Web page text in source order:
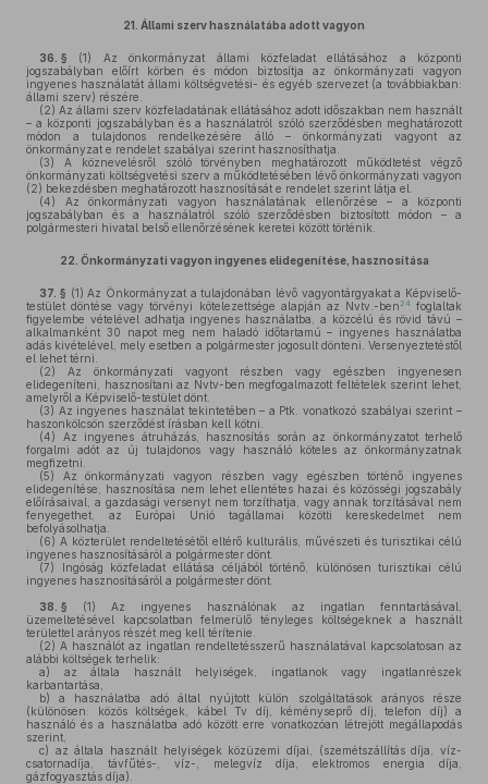
21. Állami szerv használatába adott vagyon
36. § (1)
Az önkormányzat állami közfeladat ellátásához a központi
jogszabályban előírt körben és módon biztosítja az önkormányzati vagyon
ingyenes használatát állami költségvetési- és egyéb szervezet (a továbbiakban:
állami szerv) részére.
(2) Az állami szerv közfeladatának ellátásához adott időszakban nem használt
– a központi jogszabályban és a használatról szóló szerződésben meghatározott
módon a tulajdonos rendelkezésére álló – önkormányzati vagyont az
önkormányzat e rendelet szabályai szerint hasznosíthatja.
(3) A köznevelésről szóló törvényben meghatározott működtetést végző
önkormányzati költségvetési szerv a működtetésében lévő önkormányzati vagyon
(2) bekezdésben meghatározott hasznosítását e rendelet szerint látja el.
(4) Az önkormányzati vagyon használatának ellenőrzése – a központi
jogszabályban és a használatról szóló szerződésben biztosított módon – a
polgármesteri hivatal belső ellenőrzésének keretei között történik.
22. Önkormányzati vagyon ingyenes elidegenítése, hasznosítása
37. § (1) Az Önkormányzat a tulajdonában lévő vagyontárgyakat a Képviselő-
testület döntése vagy törvényi kötelezettsége alapján az Nvtv.-ben 24foglaltak
figyelembe vételével adhatja ingyenes használatba, a közcélú és rövid távú –
alkalmanként 30 napot meg nem haladó időtartamú – ingyenes használatba
adás kivételével, mely esetben a polgármester jogosult dönteni. Versenyeztetéstől
el lehet térni.
(2) Az önkormányzati vagyont részben vagy egészben ingyenesen
elidegeníteni, hasznosítani az Nvtv-ben megfogalmazott feltételek szerint lehet,
amelyről a Képviselő-testület dönt.
(3) Az ingyenes használat tekintetében – a Ptk. vonatkozó szabályai szerint –
haszonkölcsön szerződést írásban kell kötni.
(4) Az ingyenes átruházás, hasznosítás során az önkormányzatot terhelő
forgalmi adót az új tulajdonos vagy használó köteles az önkormányzatnak
megfizetni.
(5) Az önkormányzati vagyon részben vagy egészben történő ingyenes
elidegenítése, hasznosítása nem lehet ellentétes hazai és közösségi jogszabály
előírásaival, a gazdasági versenyt nem torzíthatja, vagy annak torzításával nem
fenyegethet, az Európai Unió tagállamai közötti kereskedelmet nem
befolyásolhatja.
(6) A közterület rendeltetésétől eltérő kulturális, művészeti és turisztikai célú
ingyenes hasznosításáról a polgármester dönt.
(7) Ingóság közfeladat ellátása céljából történő, különösen turisztikai célú
ingyenes hasznosításáról a polgármester dönt.
38. § (1) Az ingyenes használónak az ingatlan fenntartásával,
üzemeltetésével kapcsolatban felmerülő tényleges költségeknek a használt
területtel arányos részét meg kell térítenie.
(2) A használót az ingatlan rendeltetésszerű használatával kapcsolatosan az
alábbi költségek terhelik:
a) az általa használt helyiségek, ingatlanok vagy ingatlanrészek
karbantartása,
b) a használatba adó által nyújtott külön szolgáltatások arányos része
(különösen: közös költségek, kábel Tv díj, kéményseprő díj, telefon díj) a
használó és a használatba adó között erre vonatkozóan létrejött megállapodás
szerint,
c) az általa használt helyiségek közüzemi díjai, (szemétszállítás díja, víz-
csatornadíja, távfűtés-, víz-, melegvíz díja, elektromos energia díja,
gázfogyasztás díja).